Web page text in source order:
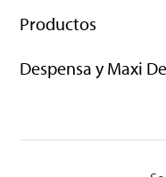
Productos
Despensa y Maxi